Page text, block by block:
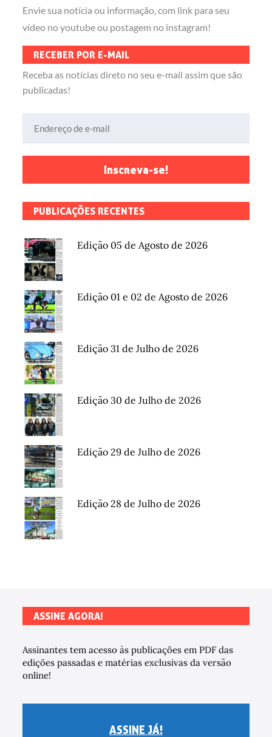
Envie sua notícia ou informação, com link para seu
vídeo no youtube ou postagem no instagram!
RECEBER POR E-MAIL
Receba as notícias direto no seu e-mail assim que são
publicadas!
Inscreva-se!
PUBLICAÇÕES RECENTES
Edição 05 de Agosto de 2026
Edição 01 e 02 de Agosto de 2026
Edição 31 de Julho de 2026
Edição 30 de Julho de 2026
Edição 29 de Julho de 2026
Edição 28 de Julho de 2026
ASSINE AGORA!
Assinantes tem acesso às publicações em PDF das
edições passadas e matérias exclusivas da versão
online!
ASSINE JÁ!